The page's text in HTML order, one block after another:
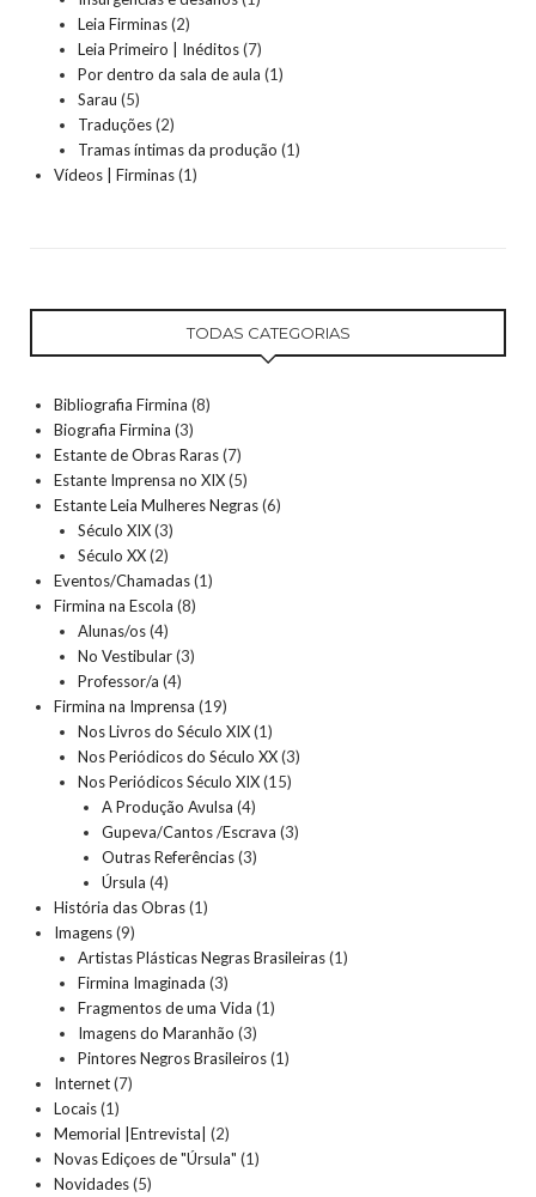
Leia Firminas(2)
Leia Primeiro | Inéditos(7)
Por dentro da sala de aula (1)
Sarau (5)
Traduções(2)
Tramas íntimas da produção (1)
Vídeos | Firminas(1)
TODAS CATEGORIAS
Bibliografia Firmina (8)
Biografia Firmina (3)
Estante de Obras Raras(7)
Estante Imprensa no XIX(5)
Estante Leia Mulheres Negras(6)
Século XIX(3)
Século XX(2)
Eventos/Chamadas(1)
Firmina na Escola (8)
Alunas/os(4)
No Vestibular(3)
Professor/a (4)
Firmina na Imprensa (19)
Nos Livros do Século XIX(1)
Nos Periódicos do Século XX(3)
Nos Periódicos Século XIX(15)
A Produção Avulsa (4)
Gupeva/Cantos /Escrava (3)
Outras Referências(3)
Úrsula (4)
História das Obras(1)
Imagens(9)
Artistas Plásticas Negras Brasileiras(1)
Firmina Imaginada (3)
Fragmentos de uma Vida (1)
Imagens do Maranhão (3)
Pintores Negros Brasileiros(1)
Internet(7)
Locais(1)
Memorial |Entrevista| (2)
Novas Ediçoes de "Úrsula" (1)
Novidades(5)